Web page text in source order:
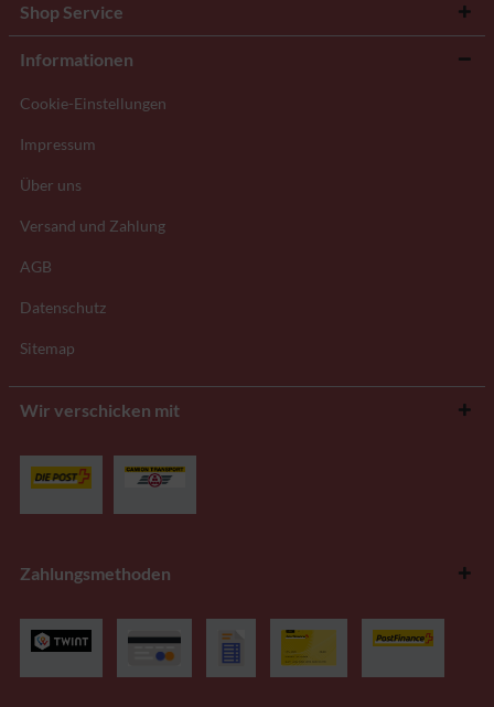
Shop Service
Informationen
Cookie-Einstellungen
Impressum
Über uns
Versand und Zahlung
AGB
Datenschutz
Sitemap
Wir verschicken mit
Zahlungsmethoden